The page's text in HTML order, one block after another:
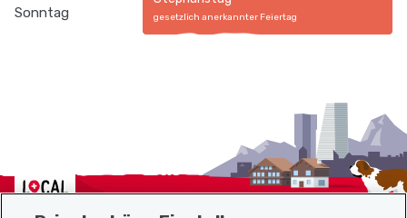
Sonntag gesetzlich anerkannter Feiertag
Localcities